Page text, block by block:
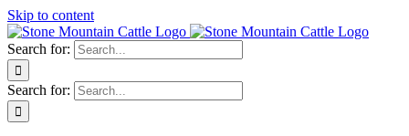
Skip to content
Search for:
Search for: